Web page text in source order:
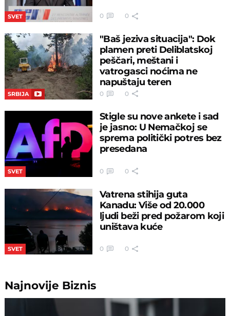
SVET 0 0
SRBIJA
"Baš jeziva situacija": Dok
plamen preti Deliblatskoj
peščari, meštani i
vatrogasci noćima ne
napuštaju teren
0 0
SVET
Stigle su nove ankete i sad
je jasno: U Nemačkoj se
sprema politički potres bez
presedana
0 0
SVET
Vatrena stihija guta
Kanadu: Više od 20.000
ljudi beži pred požarom koji
uništava kuće
0 0
Najnovije Biznis